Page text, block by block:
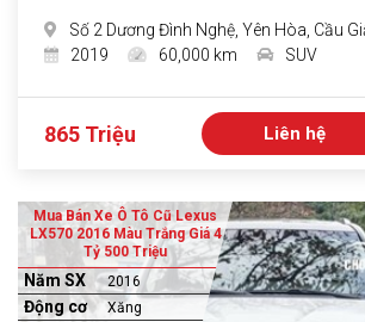
Số 2 Dương Đình Nghệ, Yên Hòa, Cầu
2019
60,000 km SUV
865 Triệu Liên hệ
Mua Bán Xe Ô Tô Cũ Lexus
LX570 2016 Màu Trắng Giá 4
Tỷ 500 Triệu
Năm SX 2016
Động cơ Xăng